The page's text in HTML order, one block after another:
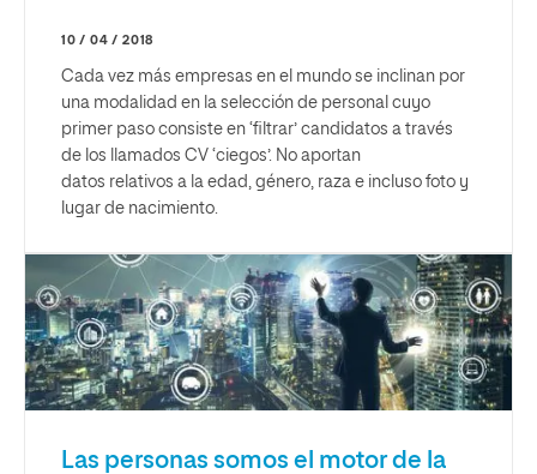
10 / 04 / 2018
Cada vez más empresas en el mundo se inclinan por
una modalidad en la selección de personal cuyo
primer paso consiste en ‘filtrar’ candidatos a través
de los llamados CV ‘ciegos’. No aportan
datos relativos a la edad, género, raza e incluso foto y
lugar de nacimiento.
Las personas somos el motor de la